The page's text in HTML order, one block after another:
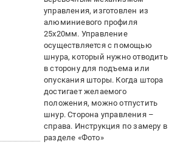
управления, изготовлен из
алюминиевого профиля
25х20мм. Управление
осуществляется с помощью
шнура, который нужно отводить
в сторону для подъема или
опускания шторы. Когда штора
достигает желаемого
положения, можно отпустить
шнур. Сторона управления –
справа. Инструкция по замеру в
разделе «Фото»